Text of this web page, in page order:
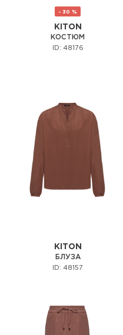
- 30 %
KITON
КОСТЮМ
ID: 48176
KITON
БЛУЗА
ID: 48157